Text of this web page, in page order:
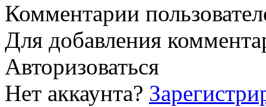
Комментарии
Для добавления
Авторизоваться
Нет аккаунта?